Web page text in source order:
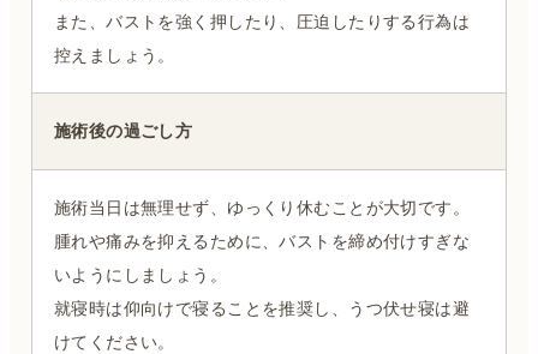
また、バストを強く押したり、圧迫したりする行為は
控えましょう。
施術後の過ごし方
施術当日は無理せず、ゆっくり休むことが大切です。
腫れや痛みを抑えるために、バストを締め付けすぎな
いようにしましょう。
就寝時は仰向けで寝ることを推奨し、うつ伏せ寝は避
けてください。